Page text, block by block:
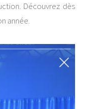
Découvrez dès
année.